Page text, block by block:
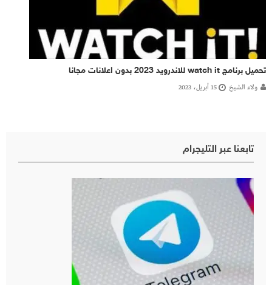
تحميل برنامج watch it للاندرويد 2023 بدون اعلانات مجانا
ولاء الشيخ 15 أبريل، 2023
تابعنا عبر التليجرام